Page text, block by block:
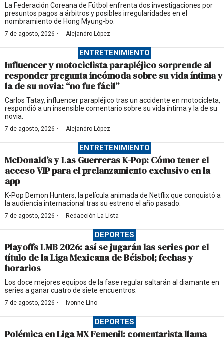
La Federación Coreana de Fútbol enfrenta dos investigaciones por
presuntos pagos a árbitros y posibles irregularidades en el
nombramiento de Hong Myung-bo.
7 de agosto, 2026 · Alejandro López
ENTRETENIMIENTO
Influencer y motociclista parapléjico sorprende al
responder pregunta incómoda sobre su vida íntima y
la de su novia: “no fue fácil”
Carlos Tatay, influencer parapléjico tras un accidente en motocicleta,
respondió a un insensible comentario sobre su vida íntima y la de su
novia.
7 de agosto, 2026 · Alejandro López
ENTRETENIMIENTO
McDonald’s y Las Guerreras K-Pop: Cómo tener el
acceso VIP para el prelanzamiento exclusivo en la
app
K-Pop Demon Hunters, la película animada de Netflix que conquistó a
la audiencia internacional tras su estreno el año pasado.
7 de agosto, 2026 · Redacción La-Lista
DEPORTES
Playoffs LMB 2026: así se jugarán las series por el
título de la Liga Mexicana de Béisbol; fechas y
horarios
Los doce mejores equipos de la fase regular saltarán al diamante en
series a ganar cuatro de siete encuentros.
7 de agosto, 2026 · Ivonne Lino
DEPORTES
Polémica en Liga MX Femenil: comentarista llama